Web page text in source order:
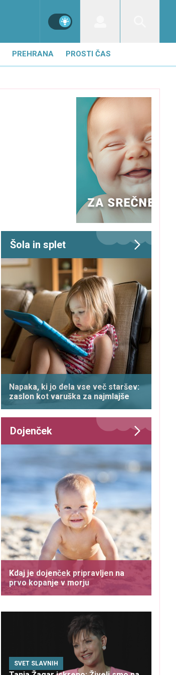
PREHRANA PROSTI ČAS
Šola in splet
Napaka, ki jo dela vse več staršev:
zaslon kot varuška za najmlajše
Dojenček
Kdaj je dojenček pripravljen na
prvo kopanje v morju
SVET SLAVNIH